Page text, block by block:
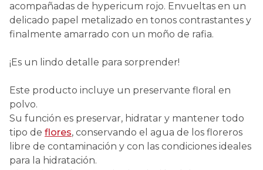
acompañadas de hypericum rojo. Envueltas en un
delicado papel metalizado en tonos contrastantes y
finalmente amarrado con un moño de rafia.
¡Es un lindo detalle para sorprender!
Este producto incluye un preservante floral en
polvo.
Su función es preservar, hidratar y mantener todo
tipo de flores, conservando el agua de los floreros
libre de contaminación y con las condiciones ideales
para la hidratación.